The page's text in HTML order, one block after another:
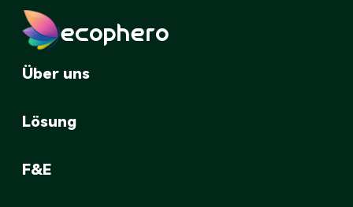
ecophero
Über uns
Lösung
F&E